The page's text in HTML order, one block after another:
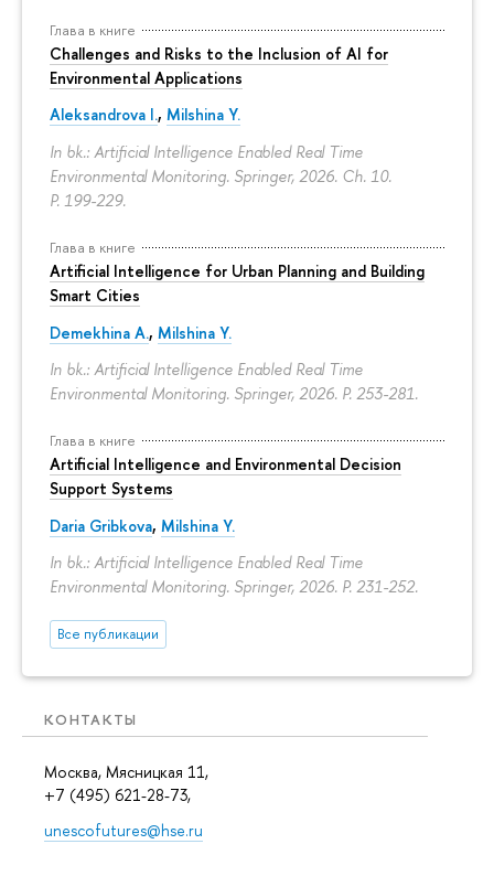
Глава в книге
Challenges and Risks to the Inclusion of AI for
Environmental Applications
Aleksandrova I., Milshina Y.
In bk.: Artificial Intelligence Enabled Real Time
Environmental Monitoring. Springer, 2026. Ch. 10.
P. 199-229.
Глава в книге
Artificial Intelligence for Urban Planning and Building
Smart Cities
Demekhina A., Milshina Y.
In bk.: Artificial Intelligence Enabled Real Time
Environmental Monitoring. Springer, 2026. P. 253-281.
Глава в книге
Artificial Intelligence and Environmental Decision
Support Systems
Daria Gribkova, Milshina Y.
In bk.: Artificial Intelligence Enabled Real Time
Environmental Monitoring. Springer, 2026. P. 231-252.
Все публикации
КОНТАКТЫ
Москва, Мясницкая 11,
+7 (495) 621-28-73,
unescofutures@hse.ru